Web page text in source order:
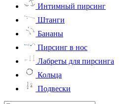
Интимный пирсинг
Штанги
Бананы
Пирсинг в нос
Лабреты для пирсинга
Кольца
Подвески